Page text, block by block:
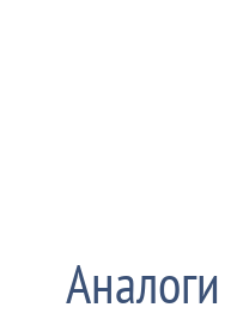
Аналоги